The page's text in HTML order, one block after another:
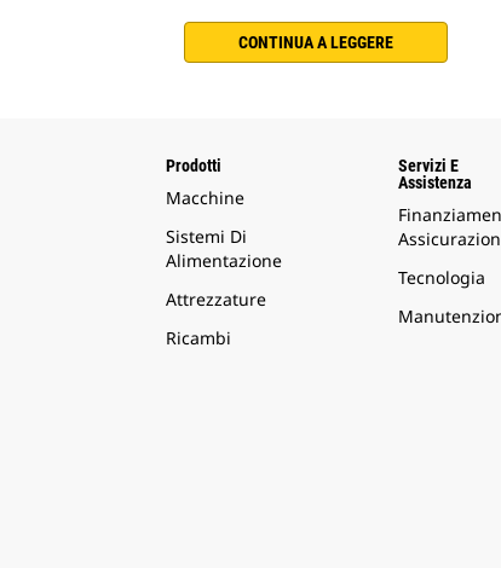
CONTINUA A LEGGERE
Prodotti
Macchine
Sistemi Di
Alimentazione
Attrezzature
Ricambi
Servizi E
Assistenza
Tecnologia